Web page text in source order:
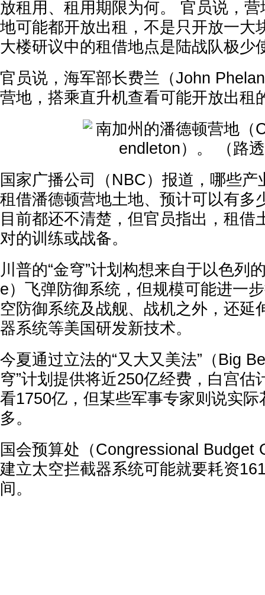
放租用、租用期限为何。 官员说，
地可能都开放出租，不是只开放一大
大楼研议中的租借地点是陆战队极少
官员说，海军部长费兰（John
营地，搭乘直升机查看可能开放出租
国家广播公司（NBC）报道，哪些产
租借潘德顿营地土地、预计可以有多
目前都还不清楚，但官员指出，租借
对的训练或战备。
川普的“金穹”计划构想来自于以色列
e）飞弹防御系统，但规模可能进一
空防御系统及战舰、战机之外，还延
器系统等美国研发新技术。
今夏通过立法的“又大又美法”（Big
穹”计划提供将近250亿经费，白宫估
看1750亿，但某些军事专家则说实际
多。
国会预算处（Congressional Budget
建立太空拦截器系统可能就要耗资
间。